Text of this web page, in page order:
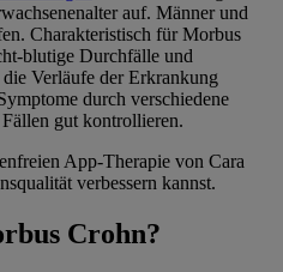
auf. Männer und
Charakteristisch für Morbus
blutige Durchfälle und
Verläufe der Erkrankung
durch verschiedene
gut kontrollieren.
App-Therapie von Cara
verbessern kannst.
Crohn?